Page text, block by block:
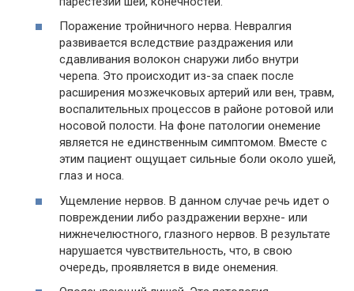
Поражение тройничного нерва. Невралгия
развивается вследствие раздражения или
сдавливания волокон снаружи либо внутри
черепа. Это происходит из-за спаек после
расширения мозжечковых артерий или вен, травм,
воспалительных процессов в районе ротовой или
носовой полости. На фоне патологии онемение
является не единственным симптомом. Вместе с
этим пациент ощущает сильные боли около ушей,
глаз и носа.
Ущемление нервов. В данном случае речь идет о
повреждении либо раздражении верхне- или
нижнечелюстного, глазного нервов. В результате
нарушается чувствительность, что, в свою
очередь, проявляется в виде онемения.